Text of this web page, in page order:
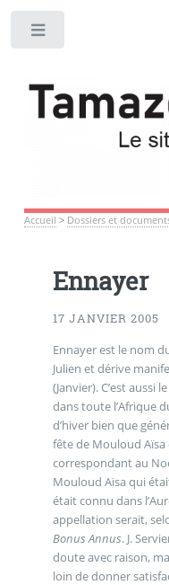
Accueil > Dossiers et
Ennayer
17 JANVIER 2005
Ennayer est le nom
Julien et dérive
(Janvier). C’est aussi
dans toute l’Afrique
d’hiver bien que
fête de Mouloud Aïsa
correspondant au
Mouloud Aïsa qui
était connu dans
appellation serait,
Bonus Annus. J.
doute avec raison,
loin de donner